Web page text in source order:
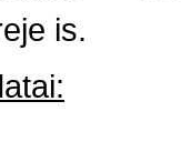
is.